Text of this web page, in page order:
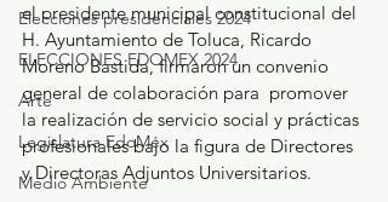
Elecciones presidenciales 2024
ELECCIONES EDOMEX 2024
Arte
Legislatura EdoMéx
Medio Ambiente
el presidente municipal constitucional del
H. Ayuntamiento de Toluca, Ricardo
Moreno Bastida, firmaron un convenio
general de colaboración para  promover
la realización de servicio social y prácticas
profesionales bajo la figura de Directores
y Directoras Adjuntos Universitarios.